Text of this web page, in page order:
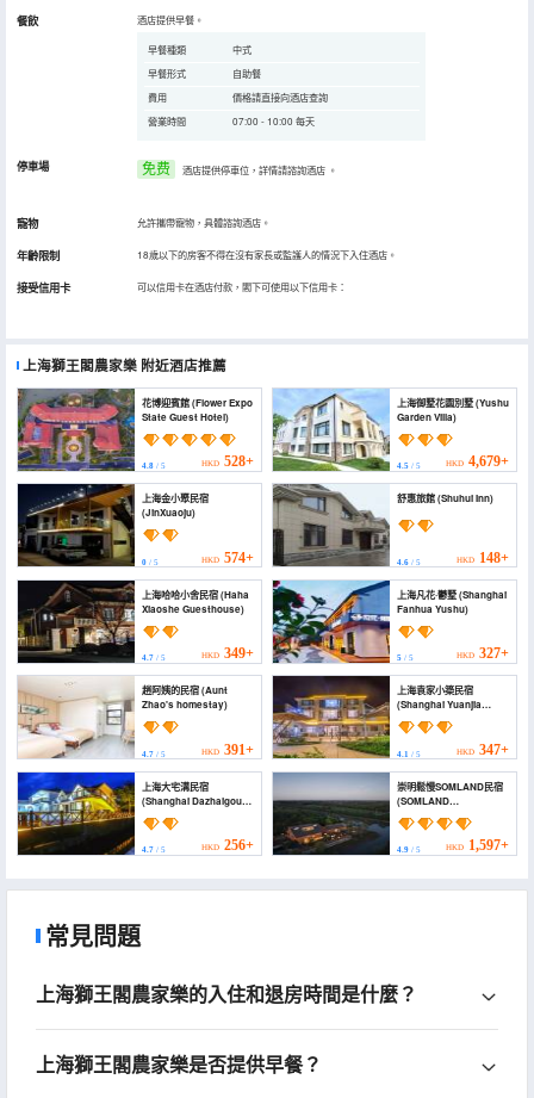
餐飲 酒店提供早餐。
早餐種類
中式
早餐形式
自助餐
費用
價格請直接向酒店查詢
營業時間
07:00 - 10:00 每天
停車場 免费 酒店提供停車位，詳情請諮詢酒店 。
寵物 允許攜帶寵物，具體諮詢酒店。
年齡限制 18歲以下的房客不得在沒有家長或監護人的情況下入住酒店。
接受信用卡 可以信用卡在酒店付款，閣下可使用以下信用卡：
上海獅王閣農家樂 附近酒店推薦
花博迎賓館 (Flower Expo
State Guest Hotel)
4.8 / 5 HKD 528+
上海御墅花園別墅 (Yushu
Garden Villa)
4.5/ 5 HKD 4,679+
上海金小聚民宿
(JinXuaoju)
0 / 5 HKD 574+
舒惠旅館 (Shuhui Inn)
4.6/ 5 HKD 148+
上海哈哈小舍民宿 (Haha
Xiaoshe Guesthouse)
4.7 / 5 HKD 349+
上海凡花·鬱墅 (Shanghai
Fanhua Yushu)
5/ 5 HKD 327+
趙阿姨的民宿 (Aunt
Zhao's homestay)
4.7 / 5 HKD 391+
上海袁家小築民宿
(Shanghai Yuanjia
Xiaozhu Guesthouse)
4.1/ 5 HKD 347+
上海大宅溝民宿
(Shanghai Dazhaigou
Homestay)
4.7 / 5 HKD 256+
崇明鬆慢SOMLAND民宿
(SOMLAND
CHONGMING)
4.9/ 5 HKD 1,597+
常見問題
上海獅王閣農家樂的入住和退房時間是什麼？
上海獅王閣農家樂是否提供早餐？